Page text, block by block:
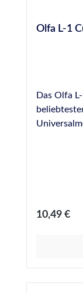
Olfa L-1
Das Olfa
nutzbare
einstellen lässt. Klingenbreite:
Regulärer
10,49 €